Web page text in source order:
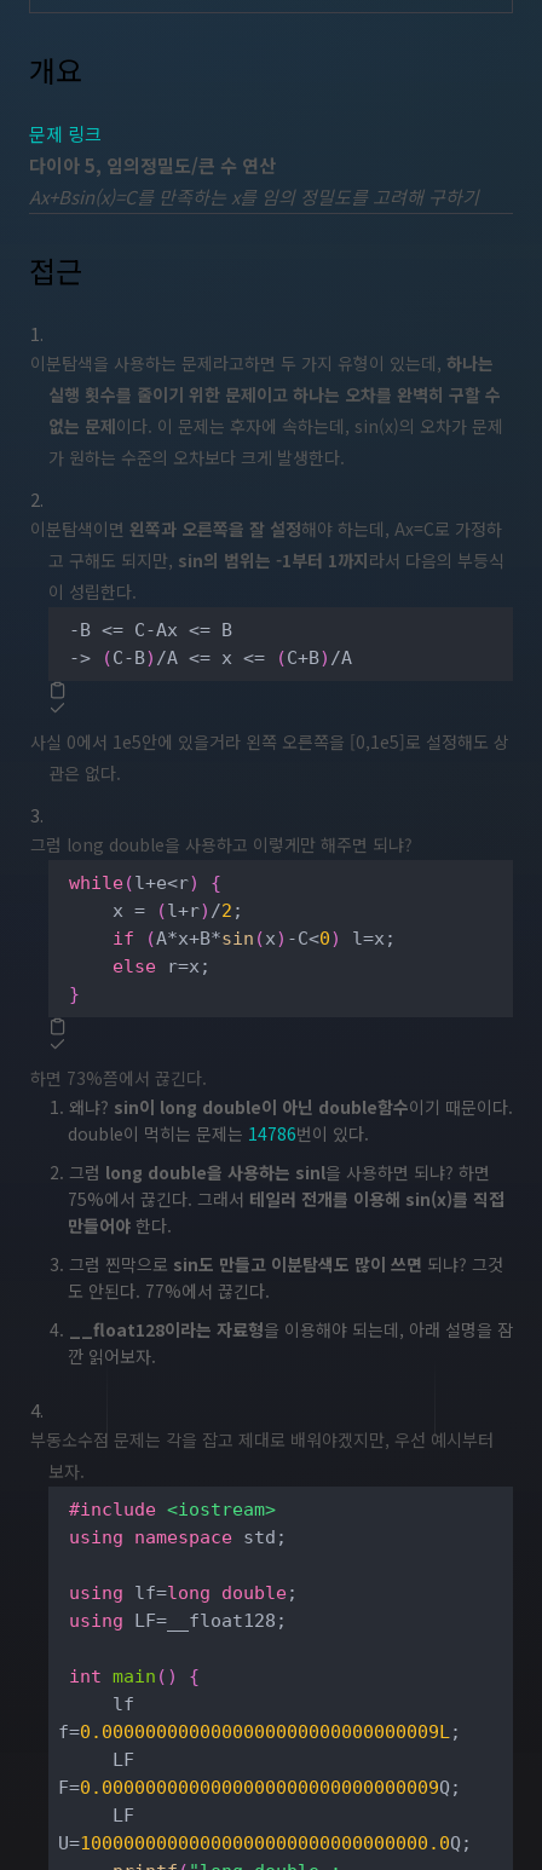
개요
문제 링크
다이아 5, 임의정밀도/큰 수 연산
Ax+Bsin(x)=C를 만족하는 x를 임의 정밀도를 고려해 구하기
접근
이분탐색을 사용하는 문제라고하면 두 가지 유형이 있는데, 하나는
실행 횟수를 줄이기 위한 문제이고 하나는 오차를 완벽히 구할 수
없는 문제이다. 이 문제는 후자에 속하는데, sin(x)의 오차가 문제
가 원하는 수준의 오차보다 크게 발생한다.
이분탐색이면 왼쪽과 오른쪽을 잘 설정해야 하는데, Ax=C로 가정하
고 구해도 되지만, sin의 범위는 -1부터 1까지라서 다음의 부등식
이 성립한다.
->
(C-B) /A <= x <= (C+B) /A
사실 0에서 1e5안에 있을거라 왼쪽 오른쪽을 [0,1e5]로 설정해도 상
관은 없다.
그럼 long double을 사용하고 이렇게만 해주면 되냐?
while(l+e<r)
{
     x =
(l+r) /2 ;
if
(A*x+B*sin (x) -C<0)
l=x;
else r=x;
}
하면 73%쯤에서 끊긴다.
왜냐? sin이 long double이 아닌 double함수이기 때문이다.
double이 먹히는 문제는 14786번이 있다.
그럼 long double을 사용하는 sinl을 사용하면 되냐? 하면
75%에서 끊긴다. 그래서 테일러 전개를 이용해 sin(x)를 직접
만들어야 한다.
그럼 찐막으로 sin도 만들고 이분탐색도 많이 쓰면 되냐? 그것
도 안된다. 77%에서 끊긴다.
__float128이라는 자료형을 이용해야 되는데, 아래 설명을 잠
깐 읽어보자.
부동소수점 문제는 각을 잡고 제대로 배워야겠지만, 우선 예시부터
보자.
#include <iostream>
using
namespace std;
using lf=long double;
using LF=__float128;
int main ( )
{
f=0.0000000000000000000000000000009L ;
F=0.0000000000000000000000000000009Q;
U=10000000000000000000000000000000.0Q;